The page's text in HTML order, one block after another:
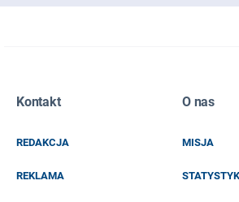
EMAIL
Kontakt
REDAKCJA
REKLAMA
O nas
MISJA